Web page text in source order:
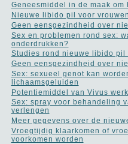
Geneesmiddel in de maak
Nieuwe libido pil voor
Geen eensgezindheid over
Sex en problemen rond sex:
onderdrukken?
Studies rond nieuwe libido pil
Geen eensgezindheid over
Sex: sexueel genot kan
lichaamsgeluiden
Potentiemiddel van Vivus
Sex: spray voor behandeling
verlengen
Meer gegevens over de
Vroegtijdig klaarkomen of
voorkomen worden